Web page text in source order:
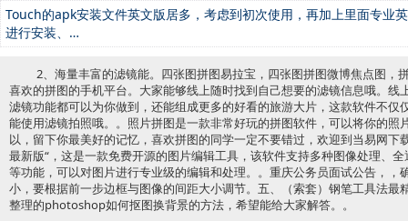
Touch的apk安装文件英文版居多，考虑到初次使用，再加上里面专业
进行安装、…
2、海量丰富的滤镜能。四张图拼图易拉宝，四张图拼图微博焦点图，
喜欢的拼图的手机平台。大家能够线上随时找到自己想要的滤镜信息哦。线
滤镜功能都可以为你做到，还能组成更多的好看的旅游大片，这款软件不仅
能使用滤镜拍照哦。。照片拼图是一款非常好玩的拼图软件，可以将你的照
以，留下你最美好的记忆，喜欢拼图的同学一定不要错过，欢迎到当易网下
最新版“，这是一款免费开源的图片编辑工具，该软件支持多种图像处理、
等功能，可以对图片进行专业级的编辑和处理。。重庆公务员面试公告，，
小，要根据前一步边框与图像的间距大小调节。五、（索套）钢笔工具法最
整理的photoshop如何抠图换背景的方法，希望能给大家解答。。